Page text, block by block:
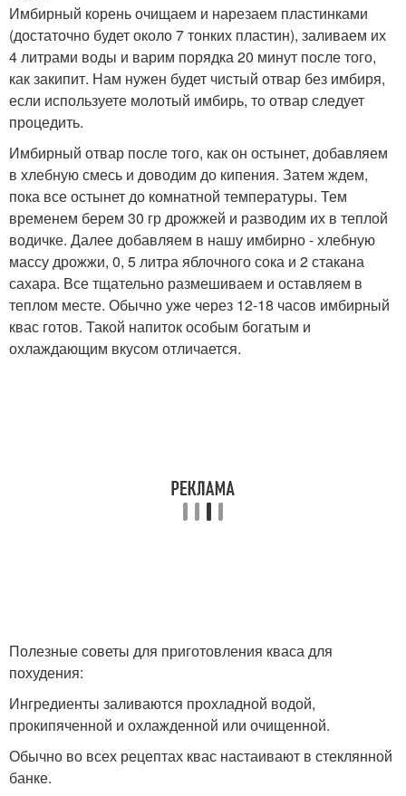
Имбирный корень очищаем и нарезаем пластинками
(достаточно будет около 7 тонких пластин), заливаем их
4 литрами воды и варим порядка 20 минут после того,
как закипит. Нам нужен будет чистый отвар без имбиря,
если используете молотый имбирь, то отвар следует
процедить.
Имбирный отвар после того, как он остынет, добавляем
в хлебную смесь и доводим до кипения. Затем ждем,
пока все остынет до комнатной температуры. Тем
временем берем 30 гр дрожжей и разводим их в теплой
водичке. Далее добавляем в нашу имбирно - хлебную
массу дрожжи, 0, 5 литра яблочного сока и 2 стакана
сахара. Все тщательно размешиваем и оставляем в
теплом месте. Обычно уже через 12-18 часов имбирный
квас готов. Такой напиток особым богатым и
охлаждающим вкусом отличается.
Полезные советы для приготовления кваса для
похудения:
Ингредиенты заливаются прохладной водой,
прокипяченной и охлажденной или очищенной.
Обычно во всех рецептах квас настаивают в стеклянной
банке.